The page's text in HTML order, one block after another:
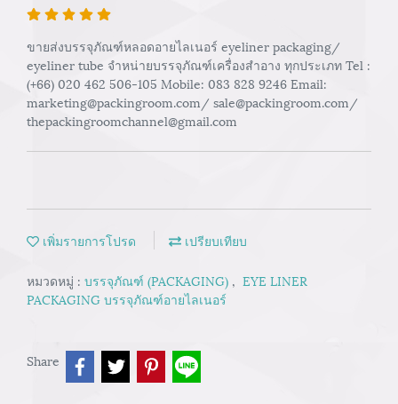
ขายส่งบรรจุภัณฑ์หลอดอายไลเนอร์ eyeliner packaging/
eyeliner tube จำหน่ายบรรจุภัณฑ์เครื่องสำอาง ทุกประเภท Tel :
(+66) 020 462 506-105 Mobile: 083 828 9246 Email:
marketing@packingroom.com/ sale@packingroom.com/
thepackingroomchannel@gmail.com
เพิ่มรายการโปรด เปรียบเทียบ
หมวดหมู่ : บรรจุภัณฑ์ (PACKAGING) , EYE LINER
PACKAGING บรรจุภัณฑ์อายไลเนอร์
Share